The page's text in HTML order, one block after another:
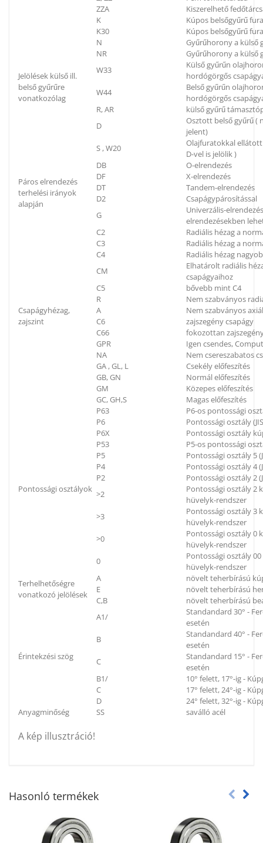
ZZA
Kiszerelhető
Jelölések külső ill.
belső gyűrűre
vonatkozólag
K
Kúpos belsőgyűrű
K30
Kúpos belsőgyűrű
N
Gyűrűhorony a külső
NR
Gyűrűhorony a külső
W33
Külső gyűrűn
hordógörgős
W44
Belső gyűrűn
hordógörgős
R, AR
külső gyűrű
D
Osztott belső gyűrű (
jelent)
S , W20
Olajfuratokkal
D-vel is jelölik )
Páros elrendezés
terhelési irányok
alapján
DB
O-elrendezés
DF
X-elrendezés
DT
Tandem-elrendezés
D2
Csapágypárosítással
G
Univerzális-
elrendezésekben
Csapágyhézag,
zajszint
C2
Radiális hézag a
C3
Radiális hézag a
C4
Radiális hézag
CM
Elhatárolt radiális
csapágyaihoz
C5
bővebb mint C4
R
Nem szabványos
A
Nem szabványos
C6
zajszegény csapágy
C66
fokozottan
GPR
Igen csendes,
NA
Nem csereszabatos
GA , GL, L
Csekély előfeszítés
GB, GN
Normál előfeszítés
GM
Közepes előfeszítés
GC, GH,S
Magas előfeszítés
Pontossági osztályok
P63
P6-os pontossági
P6
Pontossági osztály
P6X
Pontossági osztály
P53
P5-os pontossági
P5
Pontossági osztály 5
P4
Pontossági osztály 4
P2
Pontossági osztály 2
>2
Pontossági osztály 2
hüvelyk-rendszer
>3
Pontossági osztály 3
hüvelyk-rendszer
>0
Pontossági osztály 0
hüvelyk-rendszer
0
Pontossági osztály
hüvelyk-rendszer
Terhelhetőségre
vonatkozó jelölések
A
növelt teherbírású
E
növelt teherbírású
C,B
növelt teherbírású
Érintekzési szög
A1/
Standandard 30° -
esetén
B
Standandard 40° -
esetén
C
Standandard 15° -
esetén
B1/
10° felett, 17°-ig -
C
17° felett, 24°-ig -
D
24° felett, 32°-ig -
Anyagminőség
SS saválló acél
A kép illusztráció!
Hasonló termékek